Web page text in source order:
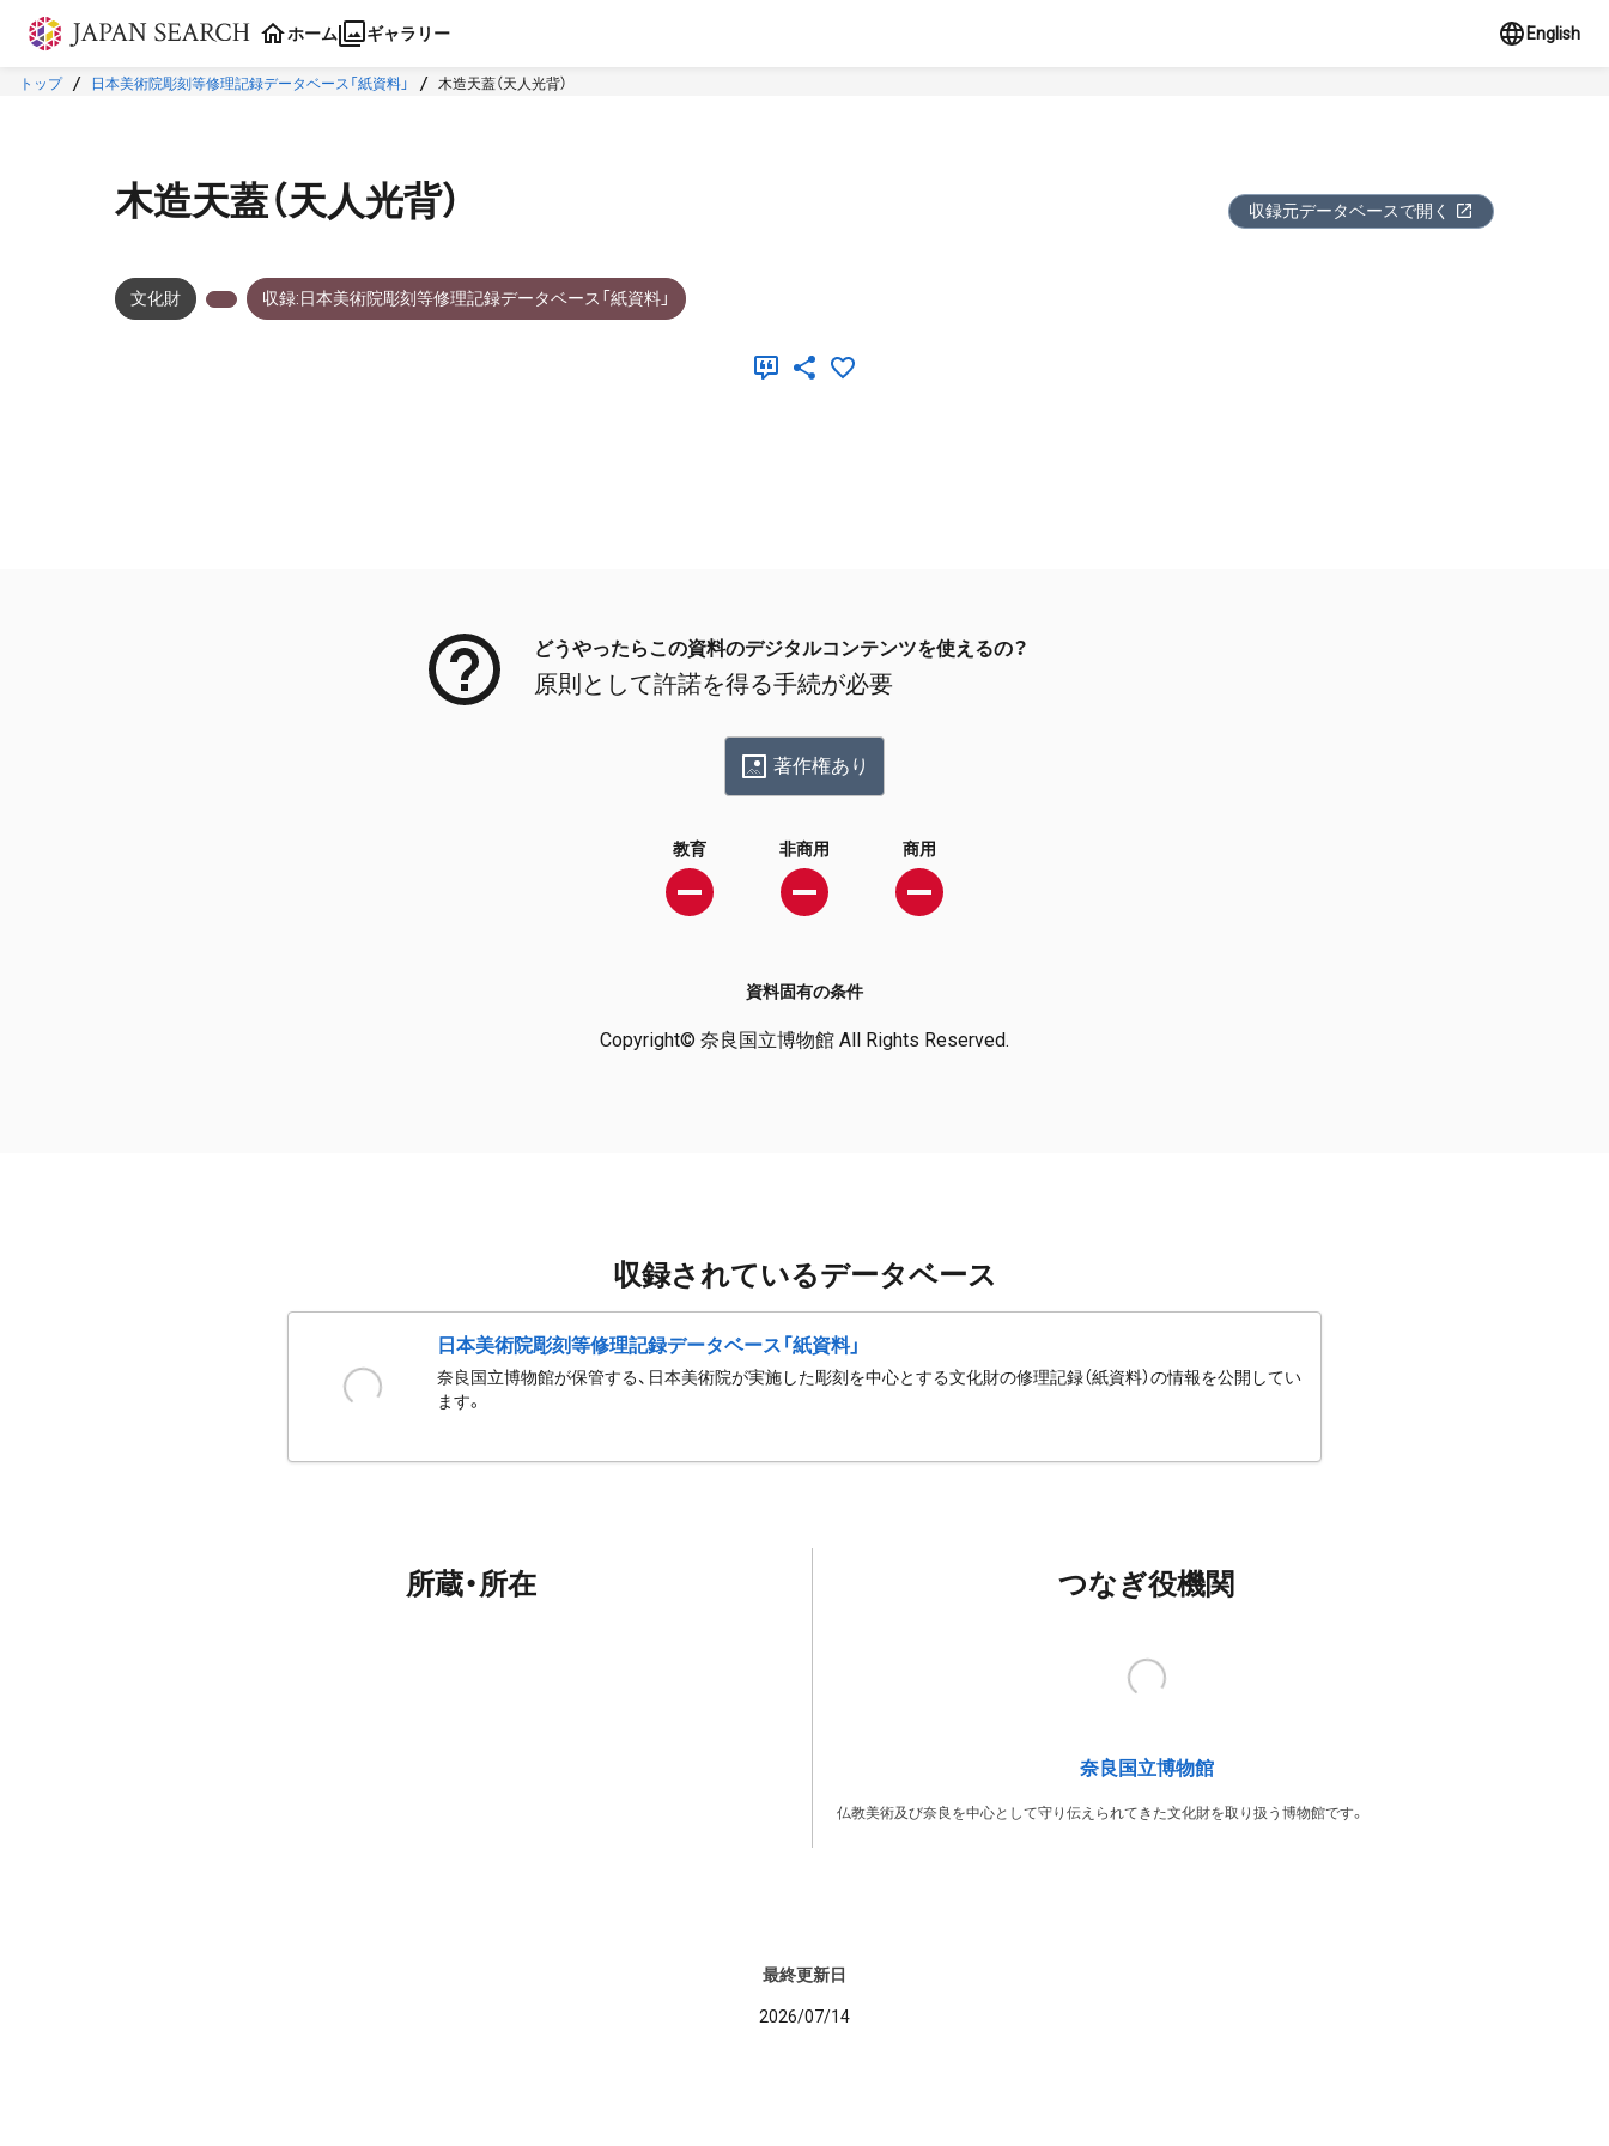
本文に飛ぶ
ホーム ギャラリー English
トップ 日本美術院彫刻等修理記録データベース「紙資料」 木造天蓋（天人光背）
木造天蓋（天人光背） 収録元データベースで開く
文化財 収録:日本美術院彫刻等修理記録データベース「紙資料」
どうやったらこの資料のデジタルコンテンツを使えるの？
原則として許諾を得る手続が必要
著作権あり
教育 非商用 商用
資料固有の条件
Copyright© 奈良国立博物館 All Rights Reserved.
収録されているデータベース
日本美術院彫刻等修理記録データベース「紙資料」
奈良国立博物館が保管する、日本美術院が実施した彫刻を中心とする文化財の修理記録（紙資料）の情報を公開してい
ます。
所蔵・所在 つなぎ役機関
奈良国立博物館
仏教美術及び奈良を中心として守り伝えられてきた文化財を取り扱う博物館です。
最終更新日
2026/07/14